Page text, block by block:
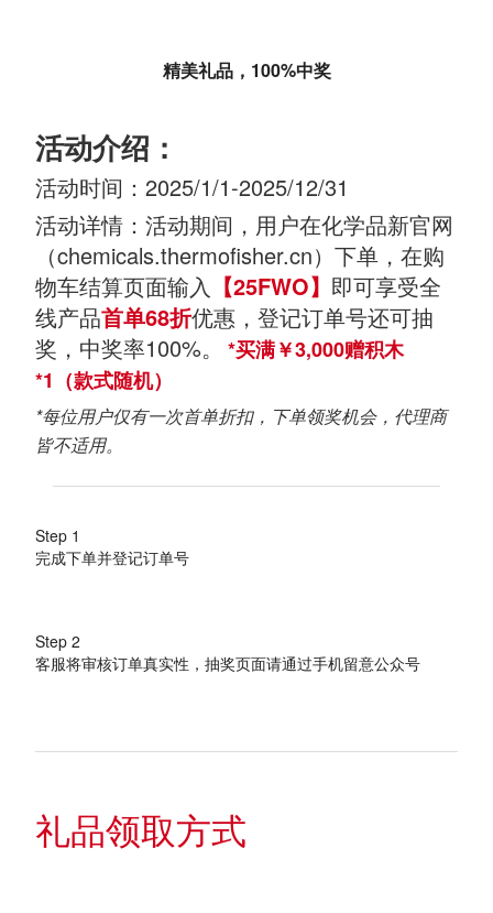
精美礼品，100%中奖
活动介绍：
活动时间：2025/1/1-2025/12/31
活动详情：活动期间，用户在化学品新官网
（chemicals.thermofisher.cn）下单，在购
物车结算页面输入 【25FWO】 即可享受全
线产品首单68折优惠，登记订单号还可抽
奖，中奖率100%。
*买满￥3,000赠积木
*1（款式随机）
*每位用户仅有一次首单折扣，下单领奖机会，代理商
皆不适用。
Step 1
完成下单并登记订单号
Step 2
客服将审核订单真实性，抽奖页面请通过手机留意公众号
礼品领取方式